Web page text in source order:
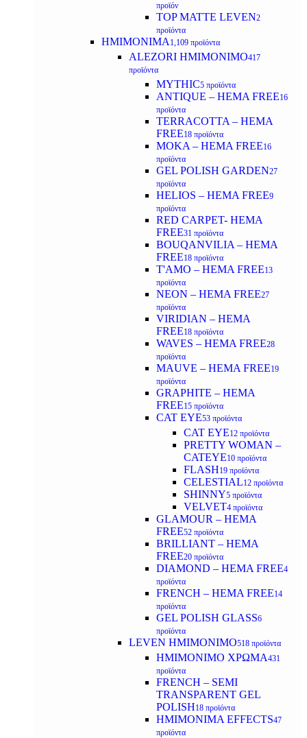
προϊόν
TOP MATTE LEVEN2
προϊόντα
ΗΜΙΜΟΝΙΜΑ 1,109 προϊόντα
ALEZORI ΗΜΙΜΟΝΙΜΟ417
προϊόντα
MYTHIC5 προϊόντα
ANTIQUE – HEMA FREE16
προϊόντα
TERRACOTTA – HEMA
FREE18 προϊόντα
MOKA – HEMA FREE16
προϊόντα
GEL POLISH GARDEN27
προϊόντα
HELIOS – HEMA FREE9
προϊόντα
RED CARPET- HEMA
FREE31 προϊόντα
BOUQANVILIA – HEMA
FREE18 προϊόντα
T'AMO – HEMA FREE13
προϊόντα
NEON – HEMA FREE27
προϊόντα
VIRIDIAN – HEMA
FREE18 προϊόντα
WAVES – HEMA FREE28
προϊόντα
MAUVE – HEMA FREE19
προϊόντα
GRAPHITE – HEMA
FREE15 προϊόντα
CAT EYE53 προϊόντα
CAT EYE12 προϊόντα
PRETTY WOMAN –
CATEYE10 προϊόντα
FLASH19 προϊόντα
CELESTIAL12 προϊόντα
SHINNY5 προϊόντα
VELVET4 προϊόντα
GLAMOUR – HEMA
FREE52 προϊόντα
BRILLIANT – HEMA
FREE20 προϊόντα
DIAMOND – HEMA FREE4
προϊόντα
FRENCH – HEMA FREE14
προϊόντα
GEL POLISH GLASS6
προϊόντα
LEVEN ΗΜΙΜΟΝΙΜΟ518 προϊόντα
ΗΜΙΜΟΝΙΜΟ ΧΡΩΜΑ431
προϊόντα
FRENCH – SEMI
TRANSPARENT GEL
POLISH18 προϊόντα
HMIMONIMA EFFECTS47
προϊόντα